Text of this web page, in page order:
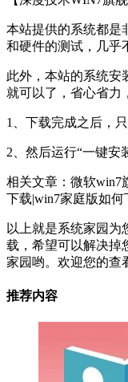
本站提供的系统都是
和硬件的测试，几乎
此外，本站的系统安
就可以了，省心省力
1、下载完成之后，
2、然后运行“一键安
相关文章：微软win7
下载|win7家庭版如何
以上就是系统家园为
载，希望可以解决掉
家园哟。欢迎您的查
推荐内容